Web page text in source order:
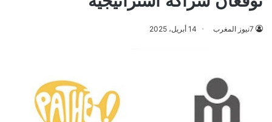
7نيوز المغرب 14 أبريل، 2025